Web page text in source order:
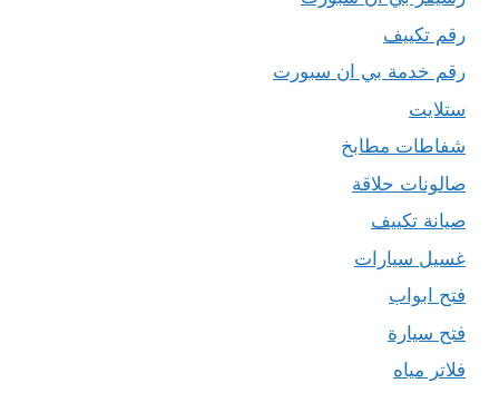
رقم تكييف
رقم خدمة بي ان سبورت
ستلايت
شفاطات مطابخ
صالونات حلاقة
صيانة تكييف
غسيل سيارات
فتح ابواب
فتح سيارة
فلاتر مياه